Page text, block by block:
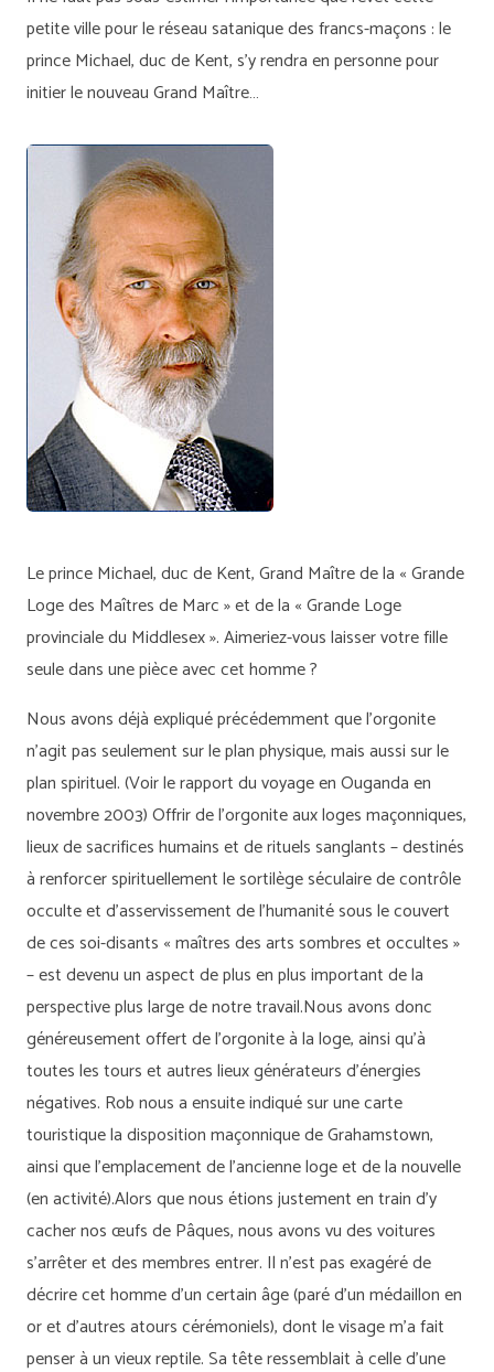
petite ville pour le réseau satanique des francs-maçons : le
prince Michael, duc de Kent, s’y rendra en personne pour
initier le nouveau Grand Maître…
Le prince Michael, duc de Kent, Grand Maître de la « Grande
Loge des Maîtres de Marc » et de la « Grande Loge
provinciale du Middlesex ». Aimeriez-vous laisser votre fille
seule dans une pièce avec cet homme ?
Nous avons déjà expliqué précédemment que l’orgonite
n’agit pas seulement sur le plan physique, mais aussi sur le
plan spirituel. (Voir le rapport du voyage en Ouganda en
novembre 2003) Offrir de l’orgonite aux loges maçonniques,
lieux de sacrifices humains et de rituels sanglants – destinés
à renforcer spirituellement le sortilège séculaire de contrôle
occulte et d’asservissement de l’humanité sous le couvert
de ces soi-disants « maîtres des arts sombres et occultes »
– est devenu un aspect de plus en plus important de la
perspective plus large de notre travail.Nous avons donc
généreusement offert de l’orgonite à la loge, ainsi qu’à
toutes les tours et autres lieux générateurs d’énergies
négatives. Rob nous a ensuite indiqué sur une carte
touristique la disposition maçonnique de Grahamstown,
ainsi que l’emplacement de l’ancienne loge et de la nouvelle
(en activité).Alors que nous étions justement en train d’y
cacher nos œufs de Pâques, nous avons vu des voitures
s’arrêter et des membres entrer. Il n’est pas exagéré de
décrire cet homme d’un certain âge (paré d’un médaillon en
or et d’autres atours cérémoniels), dont le visage m’a fait
penser à un vieux reptile. Sa tête ressemblait à celle d’une